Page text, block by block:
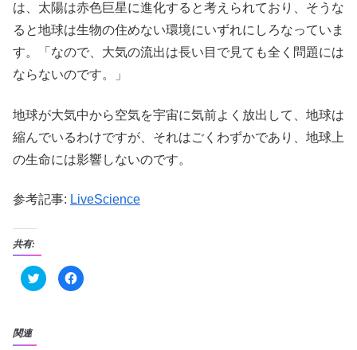
は、太陽は赤色巨星に進化すると考えられており、そうな
ると地球は生物の住めない環境にいずれにしろなっていま
す。「なので、大気の流出は長い目で見ても全く問題には
ならないのです。」
地球が大気中から空気を宇宙に気前よく放出して、地球は
縮んでいるわけですが、それはごくわずかであり、地球上
の生命には影響しないのです。
参考記事: LiveScience
共有:
ク
リ
F
a
関連